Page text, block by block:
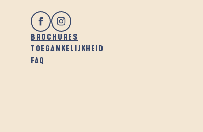
BROCHURES
TOEGANKELIJKHEID
FAQ